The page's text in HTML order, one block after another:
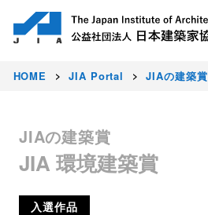
HOME JIA Portal JIAの建築賞
JIAの建築賞
JIA 環境建築賞
入選作品